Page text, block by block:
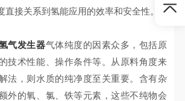
直接关系到氢能应用的效率和安全性。
气发生器气体纯度的因素众多，包括原
技术性能、操作条件等。从原料角度来
法，则水质的纯净度至关重要。含有杂
外的氧、氯、铁等元素，这些不纯物会